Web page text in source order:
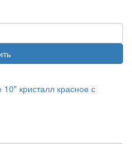
кристалл красное с